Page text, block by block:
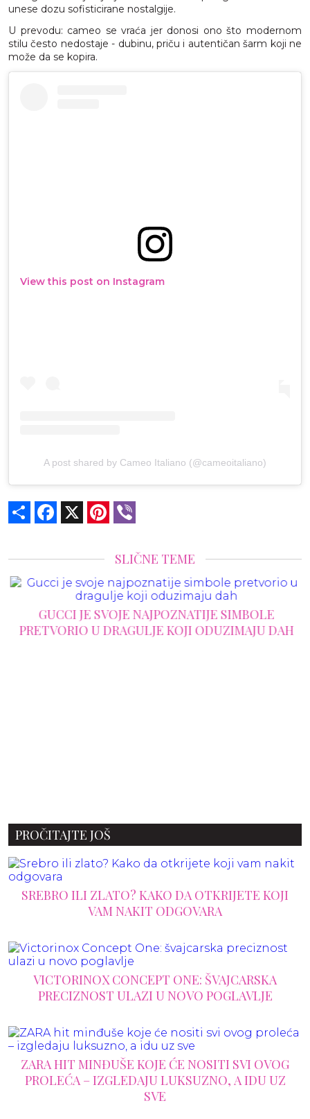
unese dozu sofisticirane nostalgije.
U prevodu: cameo se vraća jer donosi ono što modernom
stilu često nedostaje - dubinu, priču i autentičan šarm koji ne
može da se kopira.
View this post on Instagram
A post shared by Cameo Italiano (@cameoitaliano)
Share Facebook Pinterest
SLIČNE TEME
GUCCI JE SVOJE NAJPOZNATIJE SIMBOLE
PRETVORIO U DRAGULJE KOJI ODUZIMAJU DAH
PROČITAJTE JOŠ
SREBRO ILI ZLATO? KAKO DA OTKRIJETE KOJI
VAM NAKIT ODGOVARA
VICTORINOX CONCEPT ONE: ŠVAJCARSKA
PRECIZNOST ULAZI U NOVO POGLAVLJE
ZARA HIT MINĐUŠE KOJE ĆE NOSITI SVI OVOG
PROLEĆA – IZGLEDAJU LUKSUZNO, A IDU UZ
SVE